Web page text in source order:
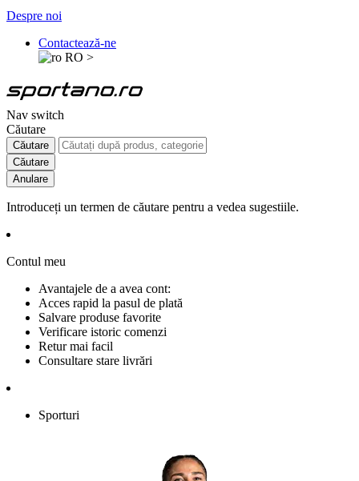
Despre noi
Contactează-ne
RO >
Nav switch
Căutare
Căutare
Căutare
Anulare
Introduceți un termen de căutare pentru a vedea sugestiile.
Contul meu
Avantajele de a avea cont:
Acces rapid la pasul de plată
Salvare produse favorite
Verificare istoric comenzi
Retur mai facil
Consultare stare livrări
Sporturi